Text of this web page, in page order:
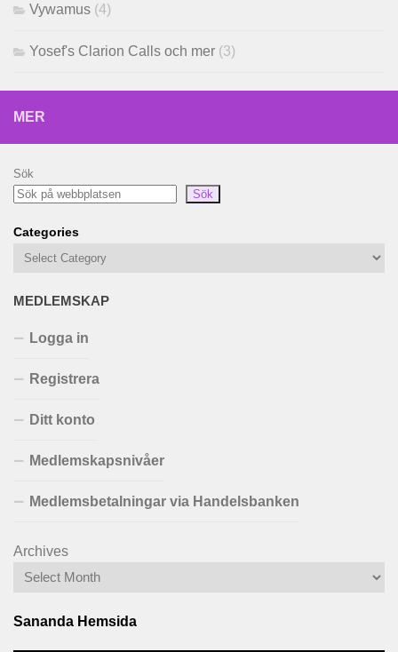
Vywamus (4)
Yosef's Clarion Calls och mer (3)
MER
Sök
Sök
Categories
MEDLEMSKAP
Logga in
Registrera
Ditt konto
Medlemskapsnivåer
Medlemsbetalningar via Handelsbanken
Archives
Sananda Hemsida